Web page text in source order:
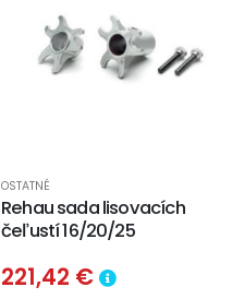
OSTATNÉ
Rehau sada lisovacích
čeľustí 16/20/25
221,42 €